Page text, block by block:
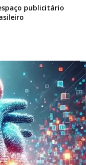
publicitário